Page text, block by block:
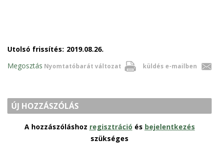
Utolsó frissítés: 2019.08.26.
Nyomtatóbarát változat küldés e-mailben
Megosztás
ÚJ HOZZÁSZÓLÁS
A hozzászóláshoz regisztráció és bejelentkezés
szükséges